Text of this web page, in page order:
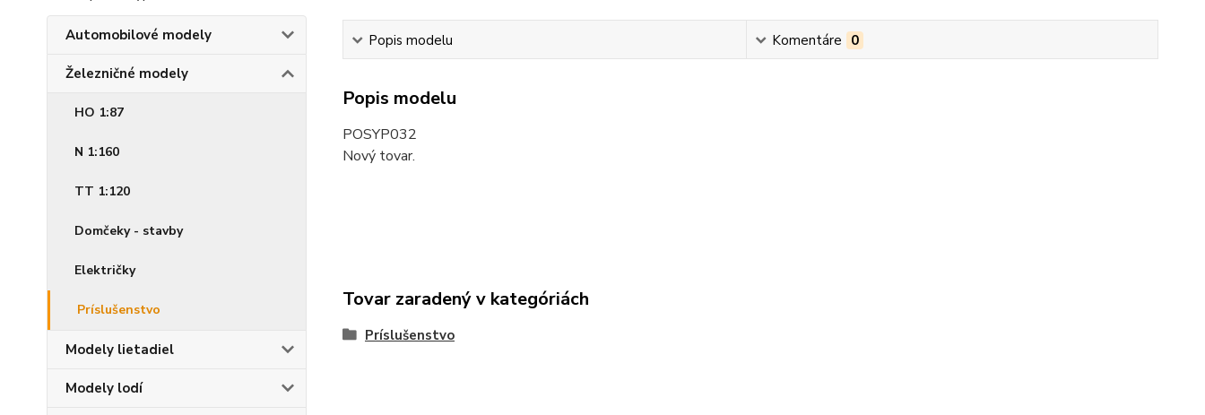
Automobilové modely
Železničné modely
HO 1:87
N 1:160
TT 1:120
Domčeky - stavby
Električky
Príslušenstvo
Modely lietadiel
Modely lodí
Popis modelu Komentáre 0
Popis modelu
POSYP032
Nový tovar.
Tovar zaradený v kategóriách
Príslušenstvo